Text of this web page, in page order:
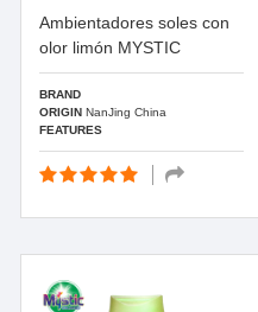
Ambientadores soles con
olor limón MYSTIC
BRAND
ORIGINNanJing China
FEATURES